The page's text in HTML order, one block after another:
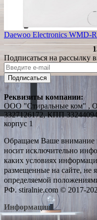
Daewoo Electronics WMD-
Подписаться на рассылку
Подписаться
Реквизиты компании:
ООО "Стиральные ком" ,
3327126172, КПП
корпус 1
Обращаем Ваше внимание
носит исключительно
каких условиях
размещенные на сайте, не
определяемой
РФ. stiralnie.com © 2017-
Информация: